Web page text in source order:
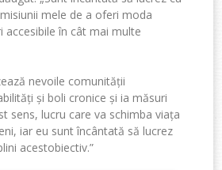
mele de a oferi moda
accesibileîn cât mai multe
nevoile comunității
și boli cronice și ia măsuri
sens, lucru careva schimba viața
, iar eu sunt încântată să lucrez
acestobiectiv.”